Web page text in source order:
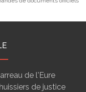
de l'Eure
de justice